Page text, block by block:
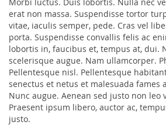
erat non massa. Suspendisse tortor
vitae, iaculis semper, pede. Cras vel
porta. Suspendisse convallis felis ac
lobortis in, faucibus et, tempus at, dui.
scelerisque augue. Nam ullamcorper.
Pellentesque nisl. Pellentesque
senectus et netus et malesuada fames
Nunc augue. Aenean sed justo non leo
Praesent ipsum libero, auctor ac,
justo.